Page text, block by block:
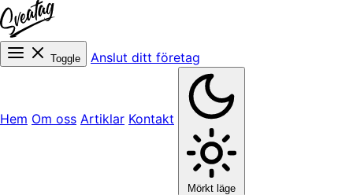
Toggle Anslut ditt företag
Hem Om oss Artiklar Kontakt
Mörkt läge